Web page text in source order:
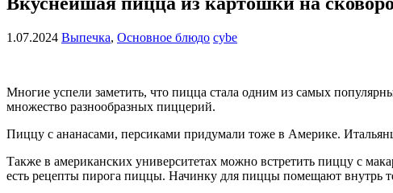
1.07.2024 Выпечка, Основное блюдо cybe
Многие успели заметить, что пицца стала одним из самых
множество разнообразных пиццерий.
Пиццу с ананасами, персиками придумали тоже в Америке.
Также в американских университетах можно встретить пиццу с
есть рецепты пирога пиццы. Начинку для пиццы помещают внутрь